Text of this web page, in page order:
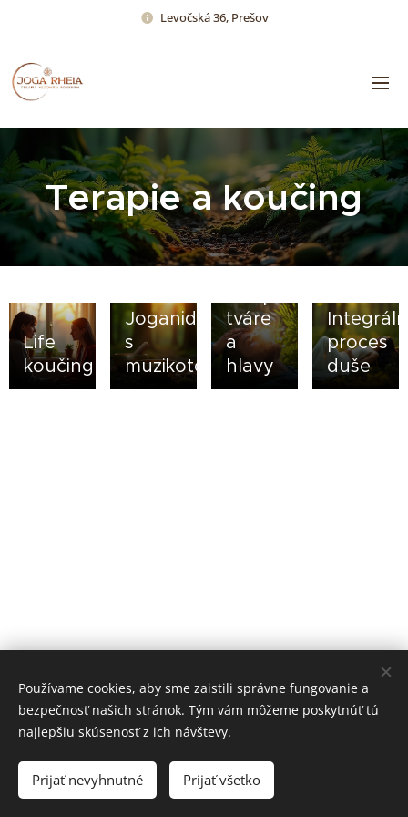
Levočská 36, Prešov
Terapie a koučing
Life
koučing
Joganidra
s
muzikoterapiou
Ajurvédska
tváre
a
hlavy
proces
duše
© 2015 Joga Rheia - terapia vedomým pohybom
Cookies
Používame cookies, aby sme zaistili správne fungovanie a
bezpečnosť našich stránok. Tým vám môžeme poskytnúť tú
najlepšiu skúsenosť z ich návštevy.
Prijať nevyhnutné Prijať všetko